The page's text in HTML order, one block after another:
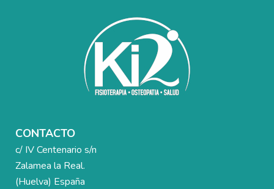
CONTACTO
c/ IV Centenario s/n
Zalamea la Real.
(Huelva) España